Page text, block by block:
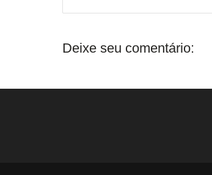
Deixe seu comentário: